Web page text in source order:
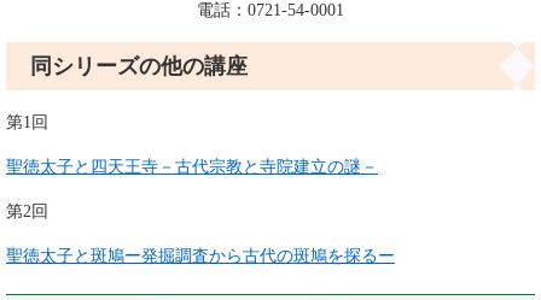
電話：0721-54-0001
同シリーズの他の講座
第1回
聖徳太子と四天王寺－古代宗教と寺院建立の謎－
第2回
聖徳太子と斑鳩ー発掘調査から古代の斑鳩を探るー